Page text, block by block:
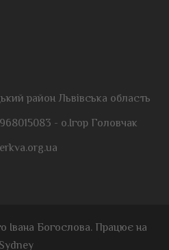
район Львівська область
- о.Ігор Головчак
Івана Богослова. Працює на
Sydney